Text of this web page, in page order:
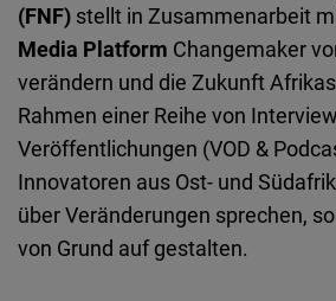
(FNF) stellt in Zusammenarbeit
Media Platform Changemaker
verändern und die Zukunft
Rahmen einer Reihe von
Veröffentlichungen (VOD &
Innovatoren aus Ost- und
über Veränderungen sprechen,
von Grund auf gestalten.